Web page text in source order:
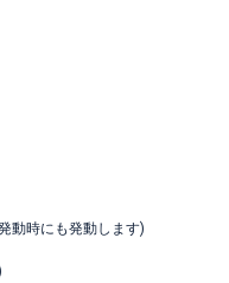
動時にも発動します)